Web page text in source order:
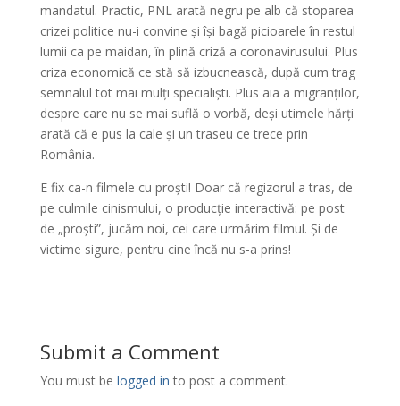
mandatul. Practic, PNL arată negru pe alb că stoparea
crizei politice nu-i convine și își bagă picioarele în restul
lumii ca pe maidan, în plină criză a coronavirusului. Plus
criza economică ce stă să izbucnească, după cum trag
semnalul tot mai mulți specialiști. Plus aia a migranților,
despre care nu se mai suflă o vorbă, deși utimele hărți
arată că e pus la cale și un traseu ce trece prin
România.
E fix ca-n filmele cu proști! Doar că regizorul a tras, de
pe culmile cinismului, o producție interactivă: pe post
de „proști”, jucăm noi, cei care urmărim filmul. Și de
victime sigure, pentru cine încă nu s-a prins!
Submit a Comment
You must be logged in to post a comment.